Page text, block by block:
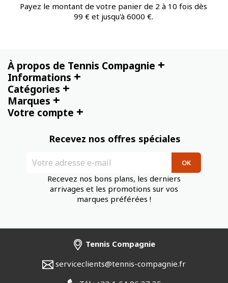
Payez le montant de votre panier de 2 à 10 fois dès
99 € et jusqu'à 6000 €.
À propos de Tennis Compagnie +
Informations +
Catégories +
Marques +
Votre compte +
Recevez nos offres spéciales
Recevez nos bons plans, les derniers
arrivages et les promotions sur vos
marques préférées !
Tennis Compagnie
serviceclients@tennis-compagnie.fr